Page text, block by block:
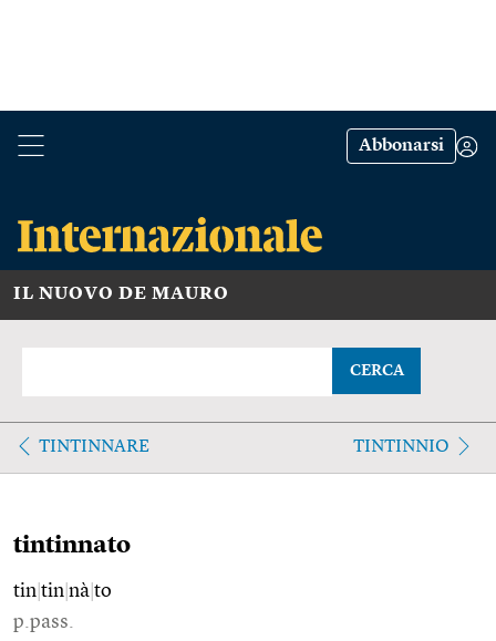
Abbonarsi
IL NUOVO DE MAURO
CERCA
TINTINNARE TINTINNIO
tintinnato
tin tin nà to
p.pass.